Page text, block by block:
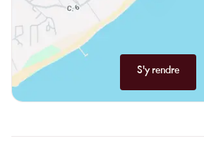
S'y rendre